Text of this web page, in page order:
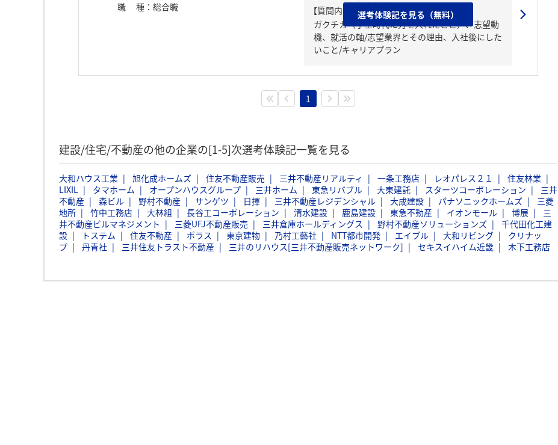
職種 ： 総合職
【質問内容・課題】
ガクチカ（学生時代に力を入れたこと）、志望動
機、就活の軸/志望業界とその理由、入社後にした
いこと/キャリアプラン
選考体験記を見る（無料）
1
建設/住宅/不動産の他の企業の[1-5]次選考体験記一覧を見る
大和ハウス工業 旭化成ホームズ 住友不動産販売 三井不動産リアルティ 一条工務店 レオパレス２１
住友林業
LIXIL
タマホーム オープンハウスグループ 三井ホーム 東急リバブル 大東建託 スターツコーポレーション
三井
不動産
森ビル 野村不動産 サンゲツ 日揮 三井不動産レジデンシャル 大成建設 パナソニックホームズ
三菱
地所
竹中工務店 大林組 長谷工コーポレーション 清水建設 鹿島建設 東急不動産 イオンモール 博展
三
井不動産ビルマネジメント
三菱UFJ不動産販売 三井倉庫ホールディングス 野村不動産ソリューションズ
千代田化工建
設
トステム 住友不動産 ポラス 東京建物 乃村工藝社 NTT都市開発 エイブル 大和リビング
クリナッ
プ
丹青社 三井住友トラスト不動産 三井のリハウス[三井不動産販売ネットワーク] セキスイハイム近畿 木下工務店